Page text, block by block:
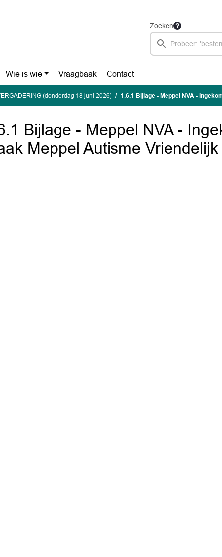
Zoeken
Wie is wie Vraagbaak Contact
(donderdag 18 juni 2026) 1.6.1 Bijlage - Meppel NVA - Ingekomen
Bijlage - Meppel NVA -
Meppel Autisme Vriendelijk